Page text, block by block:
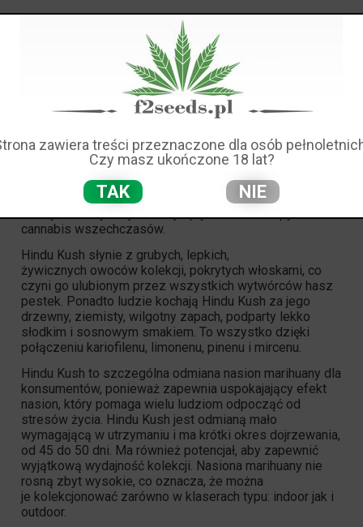
Nie można mówić o indicach, nie zaczynając od
klasyków, głównie dlatego, że klasyki są jedynymi
odmianami, które są naprawdę czystą indicą lub sativą.
Wszystko na półkach w dzisiejszych czasach to po
prostu zwykła hybryda.Hindu Kushjest jednak tak
czysty, jak czyste indici.
Hindu Kush to czysta odmiana nasion cannabis landrace
indica z pasma górskiego Hindu Kush pomiędzy
Pakistanem a Afganistanem. Odmiana została
sprowadzona do Stanów Zjednoczonych pod koniec lat
60 i na początku 70, ale została zwiększona w latach 80
w Amsterdamie przez prawdziwych kolekcjonerów OG,
którzy stworzyli najbardziej wpływowe szczepy nasion
cannabis wszechczasów.
Hindu Kush słynie z grubych, lepkich,
żywicznych owoców kolekcji, pokrytych włoskami, co
czyni go ulubionym przez wszystkich wytwórców hasz
pestek. Ponadto ludzie kochają Hindu Kush za jego
drzewny, ziemisty, wilgotny zapach, podparty lekko
słodkim i sosnowym smakiem. To wszystko dzięki
połączeniu kariofilenu, limonenu, pinenu i mircenu.
Hindu Kush to szczególna odmiana nasion marihuany dla
konsumentów, ponieważ zapewnia uspokajający efekt
nasion, który pomaga wielu ludziom odpocząć od
stresów życia. Hindu Kush jest odmianą mało
wymagającą w utrzymaniu i ma krótki okres dojrzewania,
od 45 do 50 dni. Ma również potencjał, aby zapewnić
wyjątkową wydajność kolekcji. Nasiona marihuany nie
rosną zbyt wysokie, co oznacza, że można
je kolekcjonować zarówno w klaserach typu: indoor jak i
outdoor.
zawiera treści przeznaczone dla osób
Czy masz ukończone 18 lat?
TAK NIE